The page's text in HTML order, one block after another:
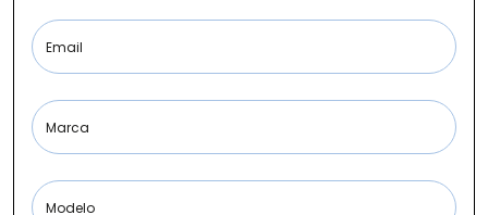
Combustible
(Elige una o varias opciones)
Etiqueta medioambiental
Email
Marca
Modelo